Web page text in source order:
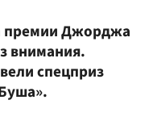
премии Джорджа
внимания.
спецприз